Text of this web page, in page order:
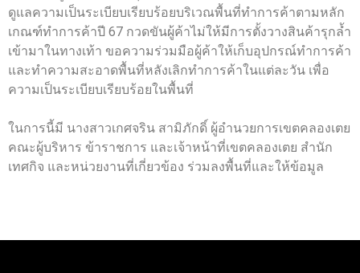
ดูแลความเป็นระเบียบเรียบร้อยบริเวณพื้นที่ทำการค้าตามหลัก
เกณฑ์ทำการค้าปี 67 กวดขันผู้ค้าไม่ให้มีการตั้งวางสินค้ารุกล้ำ
เข้ามาในทางเท้า ขอความร่วมมือผู้ค้าให้เก็บอุปกรณ์ทำการค้า
และทำความสะอาดพื้นที่หลังเลิกทำการค้าในแต่ละวัน เพื่อ
ความเป็นระเบียบเรียบร้อยในพื้นที่
ในการนี้มี นางสาวเกศจริน สามิภักดิ์ ผู้อำนวยการเขตคลองเตย
คณะผู้บริหาร ข้าราชการ และเจ้าหน้าที่เขตคลองเตย สำนัก
เทศกิจ และหน่วยงานที่เกี่ยวข้อง ร่วมลงพื้นที่และให้ข้อมูล